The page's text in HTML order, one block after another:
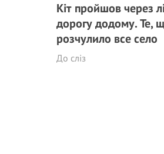
Кіт пройшов через
дорогу додому. Те,
розчулило все село
До сліз